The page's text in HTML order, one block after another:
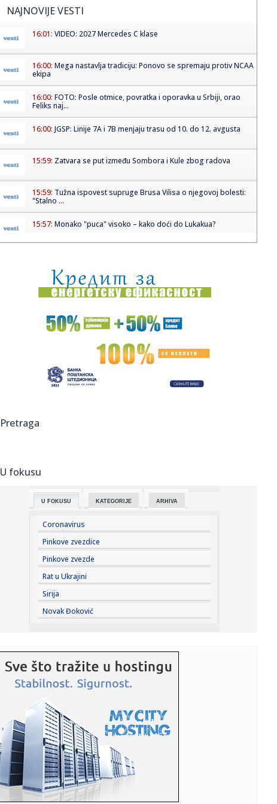
NAJNOVIJE VESTI
16:01: VIDEO: 2027 Mercedes C klase
16:00: Mega nastavlja tradiciju: Ponovo se spremaju protiv NCAA
ekipa
16:00: FOTO: Posle otmice, povratka i oporavka u Srbiji, orao
Feliks naj...
16:00: JGSP: Linije 7A i 7B menjaju trasu od 10. do 12. avgusta
15:59: Zatvara se put između Sombora i Kule zbog radova
15:59: Tužna ispovest supruge Brusa Vilisa o njegovoj bolesti:
"Stalno ...
15:57: Monako "puca" visoko – kako doći do Lukakua?
15:55:Pljuskovi već stigli u delove Srbije, a tek se očekuje
grmljavi...
15:55:Ključne sirovine ruše rekorde: Cena samo jedne skočila za
622 ...
Turci narušili vazdušni prostor Grčke – 17 puta
15:52:Viktor Orban stigao u Guču; Seo među goste, naručio pivo
požare ...
15:43:
15:41: Pretučen kontroverzni hrvatski sudija
15:39:Putin je "pukao"? Moskvom haraju scene iz "Majstora i
Margarite"
15:39:PETROVIĆ OTVORIO KARTE: Sportski direktor Partizana
otkrio kolik...
15:39:Uhapšen zbog krađe pet automobila: Vlasnici ostavljali
ključev...
15:32: Žena Brusa Vilisa: Kada smo se upoznali bila sam vjerena
15:32:
travn...
15:32:Trampov plan za Gazu pred ključnim testom
15:32:Ubistvo u Bosanskoj Krupi: Vlasnik kuće pronađen mrtav,
uhapše...
15:31:Skandal pred koncert Kanjea Vesta; Izrael traži hitno
Pretraga
U fokusu
U FOKUSU KATEGORIJE ARHIVA
Coronavirus
Pinkove zvezdice
Pinkove zvezde
Rat u Ukrajini
Sirija
Novak Đoković